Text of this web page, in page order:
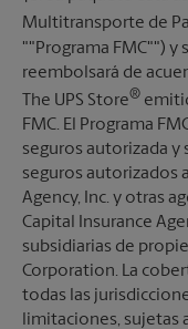
Multitransporte de
""Programa FMC"") y
reembolsará de
The UPS Store®
FMC. El Programa
seguros autorizada y
seguros autorizados
Agency, Inc. y otras
Capital Insurance
subsidiarias de
Corporation. La
todas las
limitaciones, sujetas